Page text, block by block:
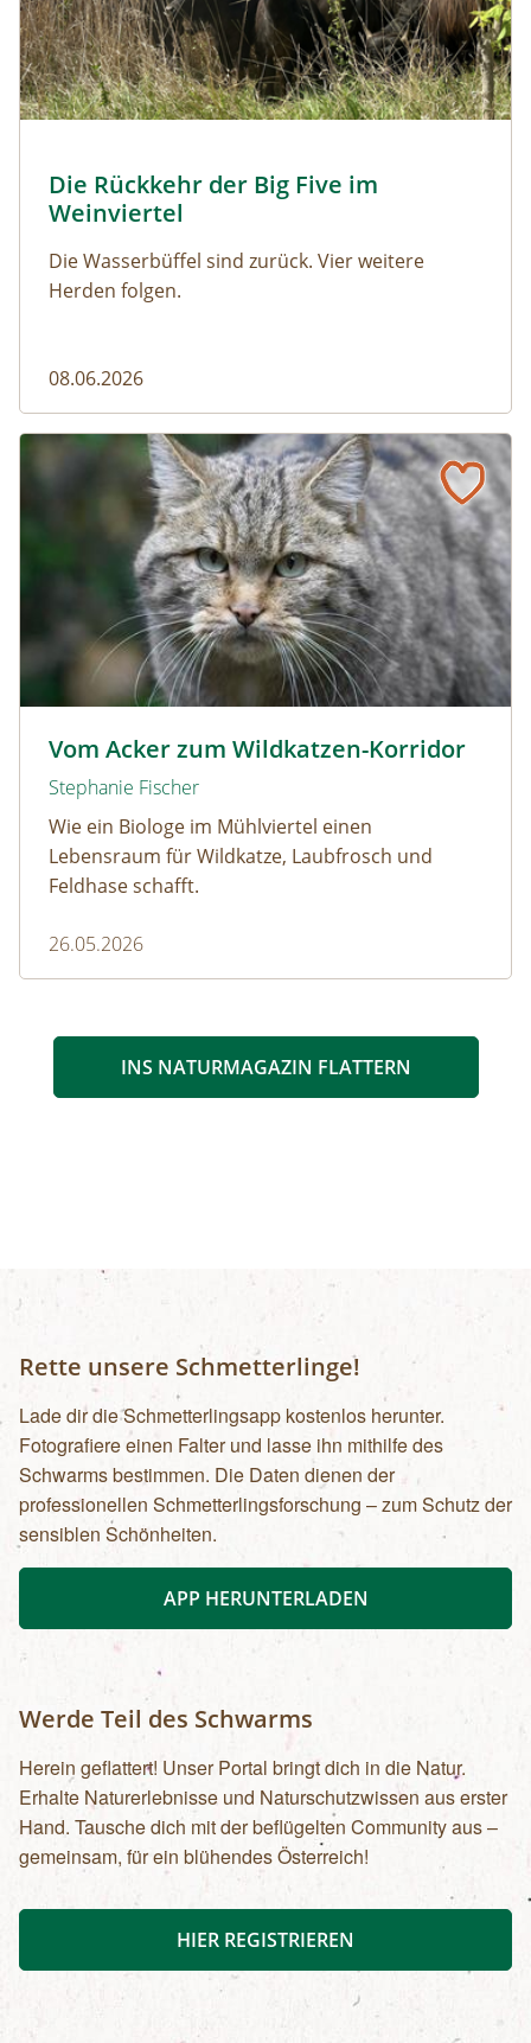
Naturmagazin: Die Rückkehr der Big Five im
Die Rückkehr der Big Five im
Weinviertel
Die Wasserbüffel sind zurück. Vier weitere
Herden folgen.
08.06.2026
Vom Acker zum Wildkatzen-Korridor
Stephanie Fischer
Wie ein Biologe im Mühlviertel einen
Lebensraum für Wildkatze, Laubfrosch und
Feldhase schafft.
26.05.2026
Vom Acker zum Wildkatzen-Korridor
INS NATURMAGAZIN FLATTERN
Rette unsere Schmetterlinge!
Lade dir die Schmetterlingsapp kostenlos herunter.
Fotografiere einen Falter und lasse ihn mithilfe des
Schwarms bestimmen. Die Daten dienen der
professionellen Schmetterlingsforschung – zum Schutz der
sensiblen Schönheiten.
APP HERUNTERLADEN
Werde Teil des Schwarms
Herein geflattert! Unser Portal bringt dich in die Natur.
Erhalte Naturerlebnisse und Naturschutzwissen aus erster
Hand. Tausche dich mit der beflügelten Community aus –
gemeinsam, für ein blühendes Österreich!
HIER REGISTRIEREN